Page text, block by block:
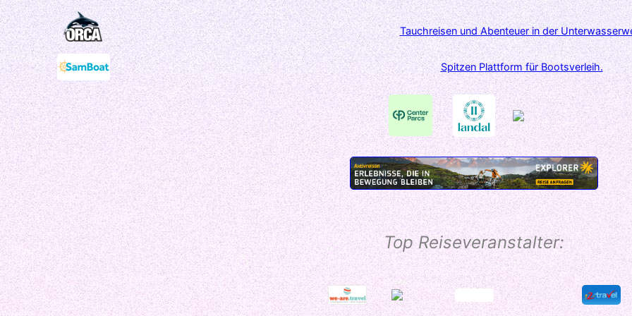
Tauchreisen und Abenteuer in der
Spitzen Plattform für Bootsverleih.
Top Reiseveranstalter: